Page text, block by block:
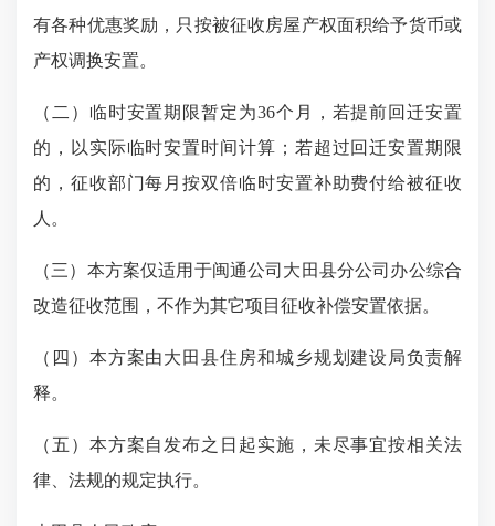
有各种优惠奖励，只按被征收房屋产权面积给予货币或
产权调换安置。
（二）临时安置期限暂定为36个月，若提前回迁安置
的，以实际临时安置时间计算；若超过回迁安置期限
的，征收部门每月按双倍临时安置补助费付给被征收
人。
（三）本方案仅适用于闽通公司大田县分公司办公综合
改造征收范围，不作为其它项目征收补偿安置依据。
（四）本方案由大田县住房和城乡规划建设局负责解
释。
（五）本方案自发布之日起实施，未尽事宜按相关法
律、法规的规定执行。